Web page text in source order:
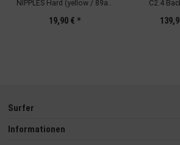
NIPPLES Hard (yellow / 89a /
19,90 € *
C2.4
Surfer
Informationen